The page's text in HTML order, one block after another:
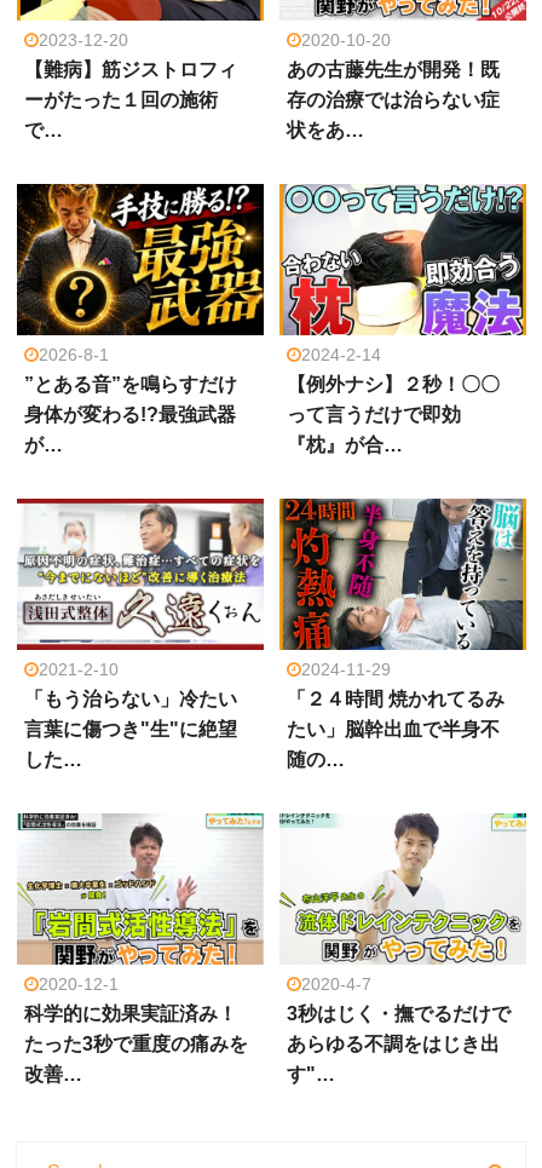
2023-12-20
【難病】筋ジストロフィ
ーがたった１回の施術
で…
2020-10-20
あの古藤先生が開発！既
存の治療では治らない症
状をあ…
2026-8-1
”とある音”を鳴らすだけ
身体が変わる!?最強武器
が…
2024-2-14
【例外ナシ】２秒！〇〇
って言うだけで即効
『枕』が合…
2021-2-10
「もう治らない」冷たい
言葉に傷つき"生"に絶望
した…
2024-11-29
「２４時間 焼かれてるみ
たい」脳幹出血で半身不
随の…
2020-12-1
科学的に効果実証済み！
たった3秒で重度の痛みを
改善…
2020-4-7
3秒はじく・撫でるだけで
あらゆる不調をはじき出
す"…